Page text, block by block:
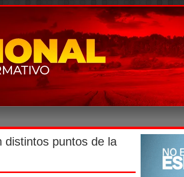
distintos puntos de la